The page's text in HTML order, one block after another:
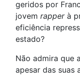
geridos por
jovem rapperà
eficiência
estado?
Não admira que
apesar das suas